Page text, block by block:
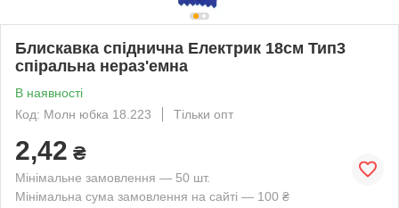
Блискавка спіднична Електрик 18см Тип3
спіральна нераз'емна
В наявності
Код: Молн юбка 18.223
Тільки опт
2,42 ₴
Мінімальне замовлення — 50 шт.
Мінімальна сума замовлення на сайті — 100 ₴